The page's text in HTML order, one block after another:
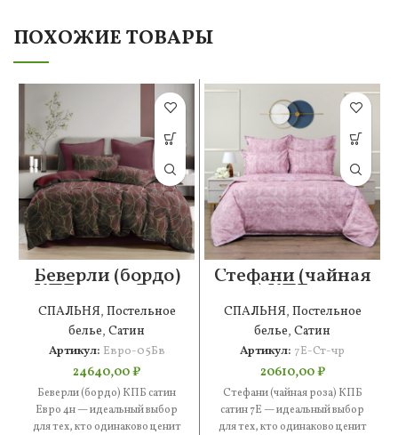
ПОХОЖИЕ ТОВАРЫ
Беверли (бордо)
КПБ сатин Евро
4н
СПАЛЬНЯ, Постельное
белье, Сатин
Артикул: Евро-05Бв
24640,00₽
Беверли (бордо) КПБ сатин
Евро 4н — идеальный выбор
для тех, кто одинаково ценит
Стефани (чайная
роза) КПБ сатин
7Е
СПАЛЬНЯ, Постельное
белье, Сатин
Артикул: 7Е-Ст-чр
20610,00₽
Стефани (чайная роза) КПБ
сатин 7Е — идеальный выбор
для тех, кто одинаково ценит